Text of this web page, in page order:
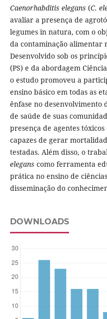
Caenorhabditis elegans (C.
avaliar a presença de
legumes in natura, com o
da contaminação alimentar
Desenvolvido sob os
(PS) e da abordagem
o estudo promoveu a
ensino básico em todas as
ênfase no desenvolvimento
de saúde de suas
presença de agentes
capazes de gerar
testadas. Além disso, o
elegans como ferramenta
prática no ensino de
disseminação do
DOWNLOADS